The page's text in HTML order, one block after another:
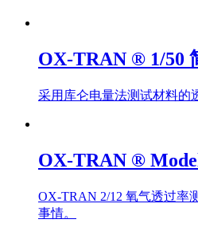
OX-TRAN ® 1/50
采用库仑电量法测试材料的
OX-TRAN ®
OX-TRAN 2/12 氧气透过率
事情。